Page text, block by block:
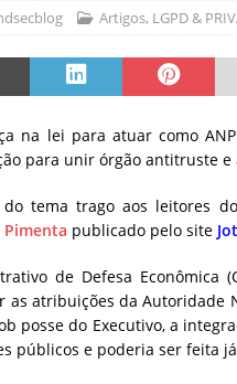
[ 06/08/2026 ]
[ 06/08/2026 ]
Sem
Artigos, LGPD &
na lei para atuar como
para unir órgão antitruste e
do tema trago aos leitores
publicado pelo site
de Defesa Econômica
atribuições da Autoridade
posse do Executivo, a
públicos e poderia ser feita